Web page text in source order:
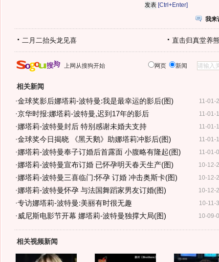
[Ctrl+Enter]
我来
二月二抬头龙见喜 直击归真堂养
上网从搜狗开始 网页 新闻
相关新闻
11-01-
·金球奖影后娜塔莉-波特曼:我是最幸运的影后(图)
11-01-
·京华时报:娜塔莉-波特曼,迟到17年的影后
11-01-
·娜塔莉-波特曼封后 特别感谢未婚夫支持
11-01-
·金球奖今日揭晓 《黑天鹅》助娜塔莉冲影后(图)
11-01-
·娜塔莉-波特曼奉子订婚后首露面 小腹略有隆起(图)
10-12-
·娜塔莉-波特曼宣布订婚 已怀孕明天春天生产(图)
10-12-
·娜塔莉-波特曼三喜临门:怀孕 订婚 冲击奥斯卡(图)
10-12-
·娜塔莉-波特曼怀孕 与法国舞蹈家男友订婚(图)
10-11-
·专访娜塔莉-波特曼:美丽有时很无趣
10-09-
·威尼斯电影节开幕 娜塔莉-波特曼独撑大局(图)
相关视频新闻